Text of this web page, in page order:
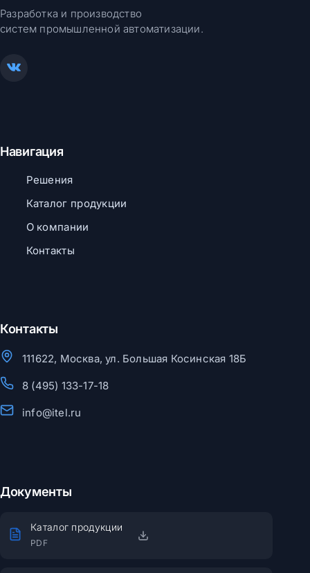
Разработка и производство
систем промышленной автоматизации.
Навигация
Решения
Каталог продукции
О компании
Контакты
Контакты
111622, Москва, ул. Большая Косинская 18Б
8 (495) 133-17-18
info@itel.ru
Документы
Каталог продукции
PDF